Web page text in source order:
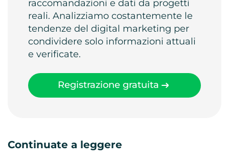
raccomandazioni e dati da progetti
reali. Analizziamo costantemente le
tendenze del digital marketing per
condividere solo informazioni attuali
e verificate.
Registrazione gratuita
Continuate a leggere